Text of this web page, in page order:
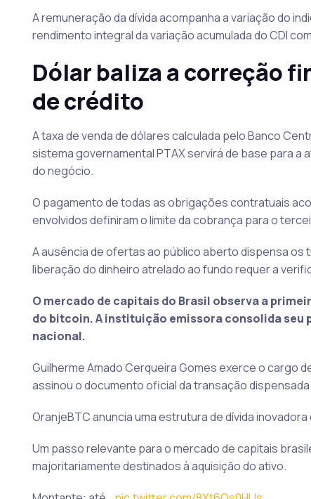
A remuneração da dívida acompanha a variação do
rendimento integral da variação acumulada do CDI
Dólar baliza a correção
de crédito
A taxa de venda de dólares calculada pelo Banco
sistema governamental PTAX servirá de base para a
do negócio.
O pagamento de todas as obrigações contratuais
envolvidos definiram o limite da cobrança para o
A ausência de ofertas ao público aberto dispensa
liberação do dinheiro atrelado ao fundo requer a
O mercado de capitais do Brasil observa a
do bitcoin. A instituição emissora consolida
nacional.
Guilherme Amado Cerqueira Gomes exerce o cargo
assinou o documento oficial da transação
OranjeBTC anuncia uma estrutura de dívida
Um passo relevante para o mercado de capitais
majoritariamente destinados à aquisição do ativo.